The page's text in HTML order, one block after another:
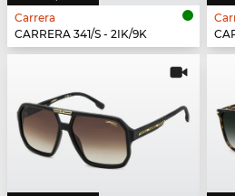
Carrera
CARRERA 341/S - 2IK/9K